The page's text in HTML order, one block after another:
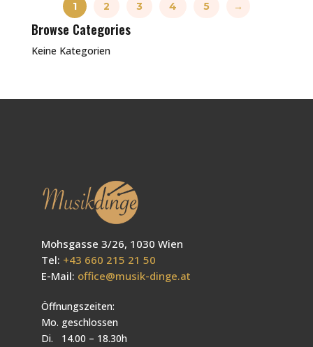
1 2 3 4 5 →
Browse Categories
Keine Kategorien
Mohsgasse 3/26, 1030 Wien
Tel: +43 660 215 21 50
E-Mail: office@musik-dinge.at
Öffnungszeiten:
Mo. geschlossen
Di. 14.00 – 18.30h